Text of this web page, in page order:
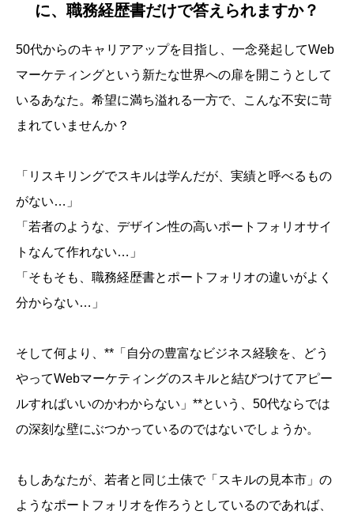
に、職務経歴書だけで答えられますか？
50代からのキャリアアップを目指し、一念発起してWeb
マーケティングという新たな世界への扉を開こうとして
いるあなた。希望に満ち溢れる一方で、こんな不安に苛
まれていませんか？
「リスキリングでスキルは学んだが、実績と呼べるもの
がない…」
「若者のような、デザイン性の高いポートフォリオサイ
トなんて作れない…」
「そもそも、職務経歴書とポートフォリオの違いがよく
分からない…」
そして何より、**「自分の豊富なビジネス経験を、どう
やってWebマーケティングのスキルと結びつけてアピー
ルすればいいのかわからない」**という、50代ならでは
の深刻な壁にぶつかっているのではないでしょうか。
もしあなたが、若者と同じ土俵で「スキルの見本市」の
ようなポートフォリオを作ろうとしているのであれば、